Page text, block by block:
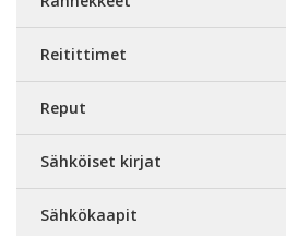
Reitittimet
Reput
Sähköiset kirjat
Sähkökaapit